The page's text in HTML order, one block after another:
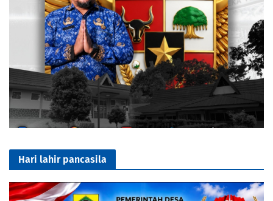
Hari lahir pancasila